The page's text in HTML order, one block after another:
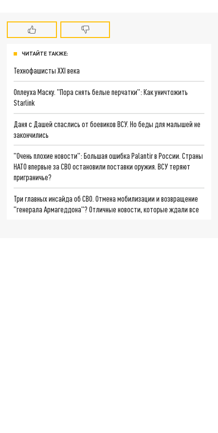
ЧИТАЙТЕ ТАКЖЕ:
Технофашисты XXI века
Оплеуха Маску. "Пора снять белые перчатки": Как уничтожить
Starlink
Даня с Дашей спаслись от боевиков ВСУ. Но беды для малышей не
закончились
"Очень плохие новости": Большая ошибка Palantir в России. Страны
НАТО впервые за СВО остановили поставки оружия. ВСУ теряют
приграничье?
Три главных инсайда об СВО. Отмена мобилизации и возвращение
"генерала Армагеддона"? Отличные новости, которые ждали все